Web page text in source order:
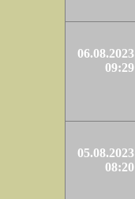
06.08.2023
09:29
05.08.2023
08:20